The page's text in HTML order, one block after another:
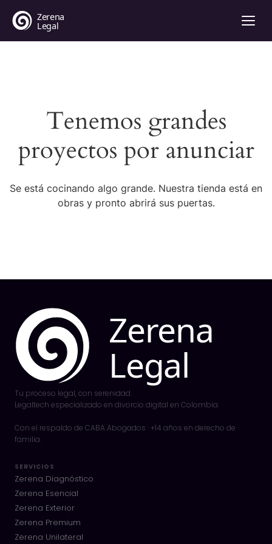
Tenemos grandes
proyectos por anunciar
Se está cocinando algo grande. Nuestra tienda está en
obras y pronto abrirá sus puertas.
Tu proceso legal, con serenidad.
Legaltech especializado en divorcio digital en Colombia.
Con el respaldo de CABA Abogados · +14 años en derecho de
familia.
SERVICIOS
Zerena Diagnóstico
Zerena Esencial
Zerena Exterior
Zerena Premium
Zerena Unilateral